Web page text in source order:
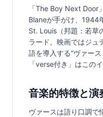
「The Boy Next Door
Blaneが手がけ、1944
St. Louis（邦題：若草
ラード。映画ではジュ
語を導入する“ヴァー
「verse付き」はこの
音楽的特徴と演
ヴァースは語り口調で